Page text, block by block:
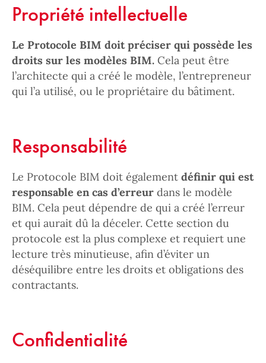
Propriété intellectuelle
Le Protocole BIM doit préciser qui possède les
droits sur les modèles BIM. Cela peut être
l’architecte qui a créé le modèle, l’entrepreneur
qui l’a utilisé, ou le propriétaire du bâtiment.
Responsabilité
Le Protocole BIM doit également définir qui est
responsable en cas d’erreur dans le modèle
BIM. Cela peut dépendre de qui a créé l’erreur
et qui aurait dû la déceler. Cette section du
protocole est la plus complexe et requiert une
lecture très minutieuse, afin d’éviter un
déséquilibre entre les droits et obligations des
contractants.
Confidentialité